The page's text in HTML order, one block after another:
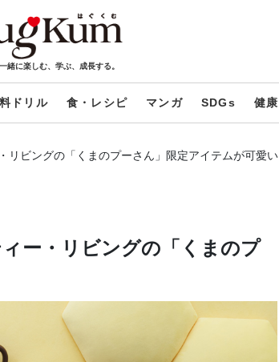
緒に楽しむ、学ぶ、成長する。
ドリル 食・レシピ マンガ SDGs 健康
リビングの「くまのプーさん」限定アイテムが可愛い
ー・リビングの「くまのプ